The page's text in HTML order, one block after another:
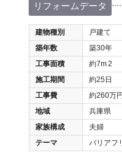
リフォームデータ
建物種別
戸建て
築年数
築30年
工事面積
約7m2
施工期間
約25日
工事費
約260万円
地域
兵庫県
家族構成
夫婦
テーマ
バリアフ